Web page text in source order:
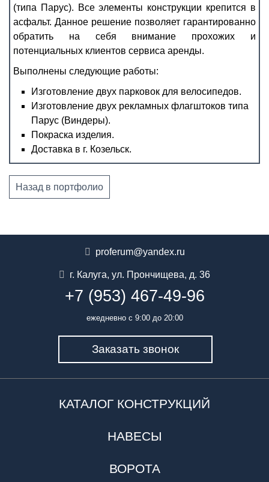
(типа Парус). Все элементы конструкции крепится в
асфальт. Данное решение позволяет гарантированно
обратить на себя внимание прохожих и
потенциальных клиентов сервиса аренды.
Выполнены следующие работы:
Изготовление двух парковок для велосипедов.
Изготовление двух рекламных флагштоков типа
Парус (Виндеры).
Покраска изделия.
Доставка в г. Козельск.
Назад в портфолио
proferum@yandex.ru
г. Калуга, ул. Прончищева, д. 36
+7 (953) 467-49-96
ежедневно с 9:00 до 20:00
Заказать звонок
КАТАЛОГ КОНСТРУКЦИЙ
НАВЕСЫ
ВОРОТА